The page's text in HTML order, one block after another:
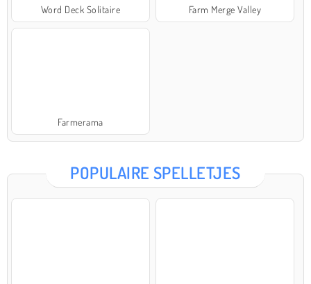
Word Deck Solitaire Farm Merge Valley
Farmerama
POPULAIRE SPELLETJES